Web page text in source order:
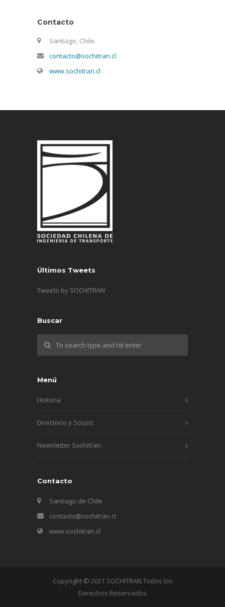
Contacto
Santiago, Chile.
contacto@sochitran.cl
www.sochitran.cl
Últimos Tweets
Tweets by SOCHITRAN
Buscar
Menú
Historia
Directorio y Socios
Newsletter Sochitran
Contacto
Santiago de Chile
contacto@sochitran.cl
www.sochitran.cl
Copyright © 2021 SOCHITRAN Todos los
Derechos Reservados